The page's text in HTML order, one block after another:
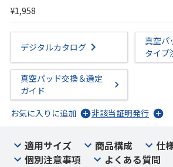
¥1,958
デジタルカタログ
真空パ
タイプ
真空パッド交換＆選定
ガイド
お気に入りに追加
非該当証明発行
適用サイズ 商品構成 仕
個別注意事項
よくある質問